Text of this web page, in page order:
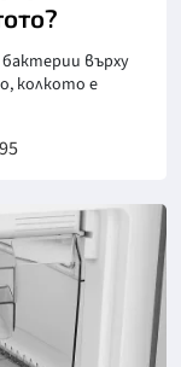
върху
колкото е